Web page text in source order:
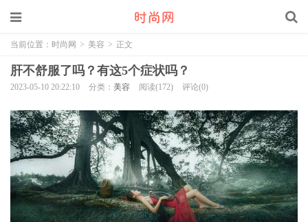
当前位置： 时尚网 > 美容 > 正文
肝不舒服了吗？有这5个症状吗？
2023-05-10 20:22:10 分类： 美容 阅读(172) 评论(0)